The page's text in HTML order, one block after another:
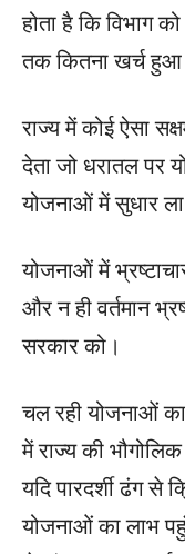
होता है कि विभाग
तक कितना खर्च
राज्य में कोई ऐसा
देता जो धरातल पर
योजनाओं में सुधार
योजनाओं में
और न ही वर्तमान
सरकार को।
चल रही योजनाओं
में राज्य की
यदि पारदर्शी ढंग
योजनाओं का लाभ